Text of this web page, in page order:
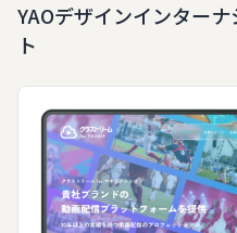
YAOデザインインター
ト